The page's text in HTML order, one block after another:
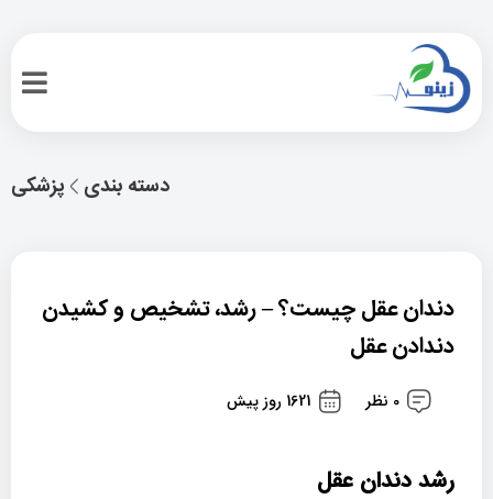
پزشکی دسته بندی
دندان عقل چیست؟ – رشد، تشخیص و کشیدن
دندادن عقل
0 نظر 1621 روز پیش
رشد دندان عقل